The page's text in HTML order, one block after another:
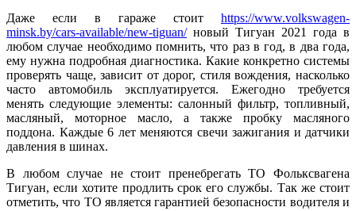
Даже если в гараже стоит https://www.volkswagen-
minsk.by/cars-available/new-tiguan/новый Тигуан 2021 года в
любом случае необходимо помнить, что раз в год, в два года,
ему нужна подробная диагностика. Какие конкретно системы
проверять чаще, зависит от дорог, стиля вождения, насколько
часто автомобиль эксплуатируется. Ежегодно требуется
менять следующие элементы: салонный фильтр, топливный,
масляный, моторное масло, а также пробку масляного
поддона. Каждые 6 лет меняются свечи зажигания и датчики
давления в шинах.
В любом случае не стоит пренебрегать ТО Фольксвагена
Тигуан, если хотите продлить срок его службы. Так же стоит
отметить, что ТО является гарантией безопасности водителя и